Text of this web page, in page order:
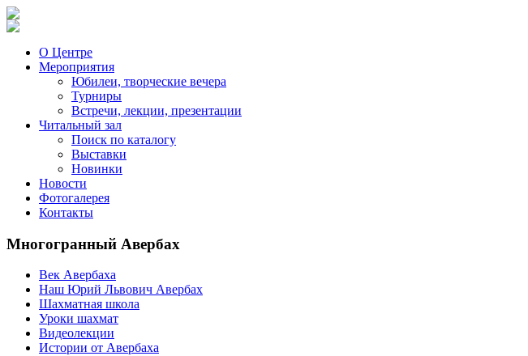
О Центре
Мероприятия
Юбилеи, творческие вечера
Турниры
Встречи, лекции, презентации
Читальный зал
Поиск по каталогу
Выставки
Новинки
Новости
Фотогалерея
Контакты
Многогранный Авербах
Век Авербаха
Наш Юрий Львович Авербах
Шахматная школа
Уроки шахмат
Видеолекции
Истории от Авербаха